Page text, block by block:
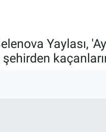
Yaylası,